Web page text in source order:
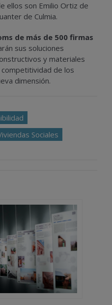
ellos son Emilio Ortiz de
de Culmia.
de más de 500 firmas
sus soluciones
y materiales
de los
dimensión.
Sociales